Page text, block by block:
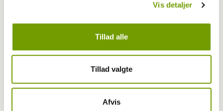
Vis detaljer
Tillad alle
Tillad valgte
Afvis